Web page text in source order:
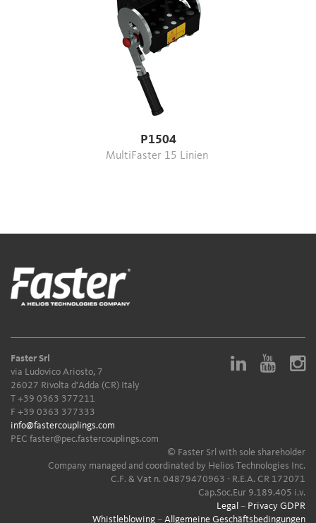
P1504
MultiFaster 15 Linien
Faster Srl
via Ludovico Ariosto, 7
26027 Rivolta d'Adda (CR) Italy
T +39 0363 377211
F +39 0363 377333
info@fastercouplings.com
PEC faster@pec.fastercouplings.com
© Faster Srl with sole shareholder
Company managed and coordinated by Helios Technologies Inc.
C.F. & Vat n. 04879470963 - R.E.A. CR 172071
Cap.Soc.Eur 9.189.405 i.v.
Legal – Privacy GDPR
Whistleblowing – Allgemeine Geschäftsbedingungen